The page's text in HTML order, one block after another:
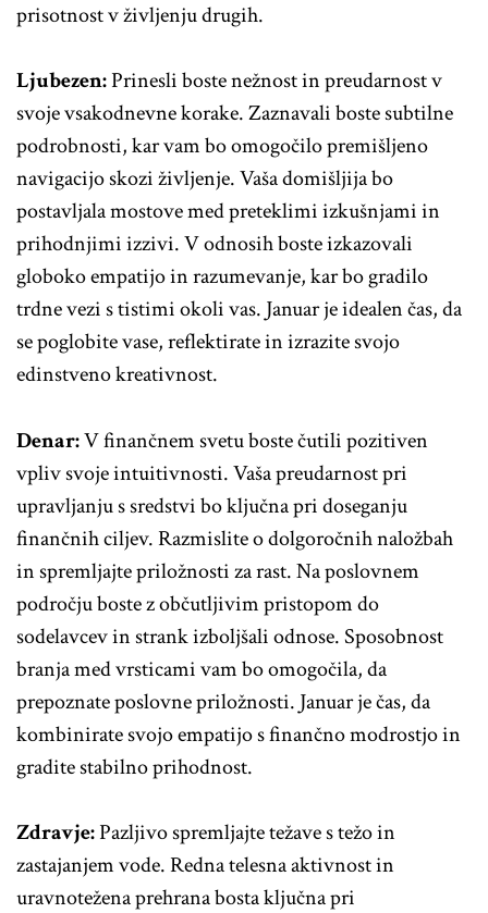
prisotnost v življenju drugih.
Ljubezen:Prinesli boste nežnost in preudarnost v
svoje vsakodnevne korake. Zaznavali boste subtilne
podrobnosti, kar vam bo omogočilo premišljeno
navigacijo skozi življenje. Vaša domišljija bo
postavljala mostove med preteklimi izkušnjami in
prihodnjimi izzivi. V odnosih boste izkazovali
globoko empatijo in razumevanje, kar bo gradilo
trdne vezi s tistimi okoli vas. Januar je idealen čas, da
se poglobite vase, reflektirate in izrazite svojo
edinstveno kreativnost.
Denar:V finančnem svetu boste čutili pozitiven
vpliv svoje intuitivnosti. Vaša preudarnost pri
upravljanju s sredstvi bo ključna pri doseganju
finančnih ciljev. Razmislite o dolgoročnih naložbah
in spremljajte priložnosti za rast. Na poslovnem
področju boste z občutljivim pristopom do
sodelavcev in strank izboljšali odnose. Sposobnost
branja med vrsticami vam bo omogočila, da
prepoznate poslovne priložnosti. Januar je čas, da
kombinirate svojo empatijo s finančno modrostjo in
gradite stabilno prihodnost.
Zdravje:Pazljivo spremljajte težave s težo in
zastajanjem vode. Redna telesna aktivnost in
uravnotežena prehrana bosta ključna pri